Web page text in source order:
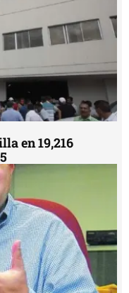
en 19,216